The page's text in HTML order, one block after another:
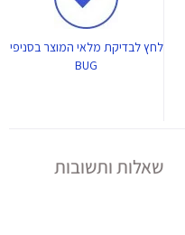
לחץלבדיקת מלאי המוצר בסניפי
BUG
שאלות ותשובות